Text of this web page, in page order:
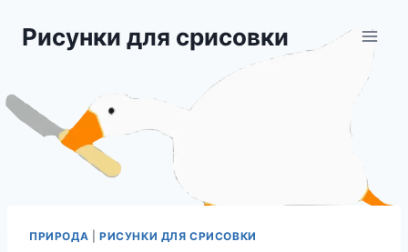
Рисунки для срисовки
ПРИРОДА РИСУНКИ ДЛЯ СРИСОВКИ